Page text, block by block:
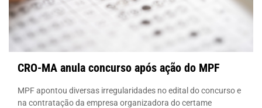
CRO-MA anula concurso após ação do MPF
MPF apontou diversas irregularidades no edital do concurso e
na contratação da empresa organizadora do certame